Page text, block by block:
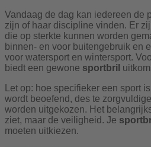
Vandaag de dag kan iedereen de
zijn of haar discipline vinden. Er
die op sterkte kunnen worden
binnen- en voor buitengebruik en
voor watersport en wintersport.
biedt een gewone sportbril
Let op: hoe specifieker een sport
wordt beoefend, des te
worden uitgekozen. Het
ziet, maar de veiligheid. Je
moeten uitkiezen.